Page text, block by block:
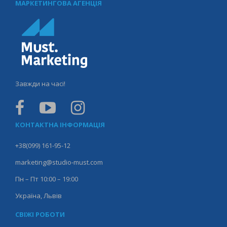
МАРКЕТИНГОВА АГЕНЦІЯ
Завжди на часі!
КОНТАКТНА ІНФОРМАЦІЯ
+38(099) 161-95-12
marketing@studio-must.com
Пн – Пт 10:00 – 19:00
Україна, Львів
СВІЖІ РОБОТИ